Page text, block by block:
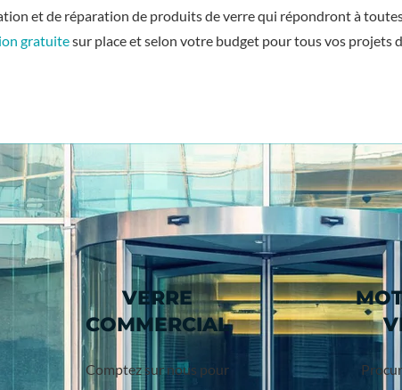
et de réparation de produits de verre qui répondront à
gratuitesur place et selon votre budget pour tous vos projets
VERRE
COMMERCIAL
Comptez sur nous pour